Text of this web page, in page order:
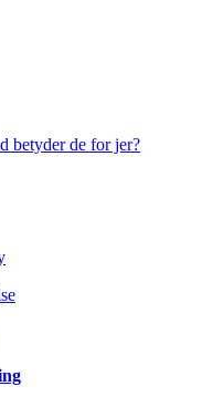
betyder de for jer?